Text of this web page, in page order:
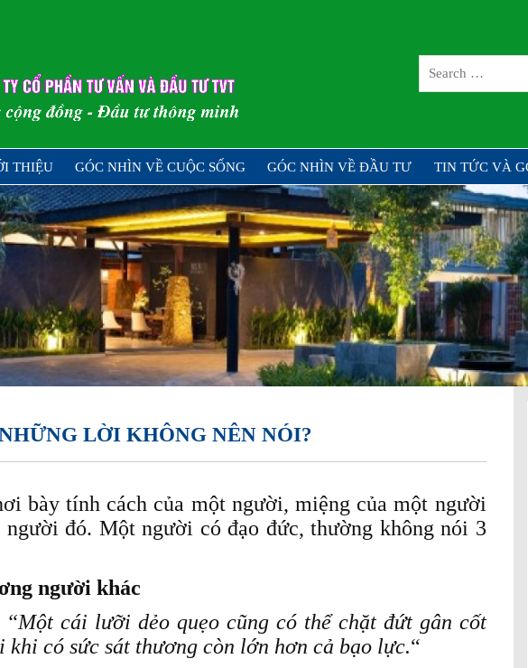
CÔNG TY CỔ
THIỆU GÓC NHÌN VỀ CUỘC SỐNG GÓC NHÌN VỀ ĐẦU TƯ TIN TỨC VÀ
LỜI KHÔNG NÊN NÓI?
bày tính cách của một người, miệng của một người
người đó. Một người có đạo đức, thường không nói 3
người khác
“Một cái lưỡi dẻo quẹo cũng có thể chặt đứt gân cốt
có sức sát thương còn lớn hơn cả bạo lực.“